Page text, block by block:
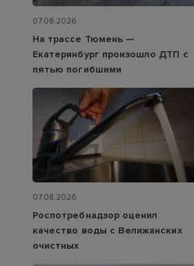
07.08.2026
На трассе Тюмень —
Екатеринбург произошло ДТП с
пятью погибшими
07.08.2026
Роспотребнадзор оценил
качество воды с Велижанских
очистных